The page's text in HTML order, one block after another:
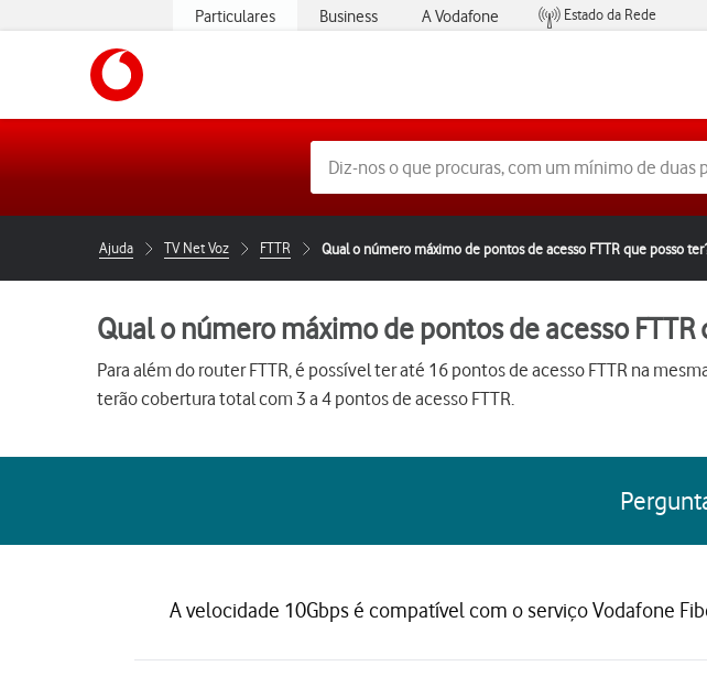
Particulares Business A Vodafone
Estado da Rede
Ajuda TV Net Voz FTTR Qual o número máximo de pontos de acesso FTTR que posso
Qual o número máximo de pontos de acesso FTTR
Para além do router FTTR, é possível ter até 16 pontos de acesso FTTR na
terão cobertura total com 3 a 4 pontos de acesso FTTR.
A velocidade 10Gbps é compatível com o serviço Vodafone